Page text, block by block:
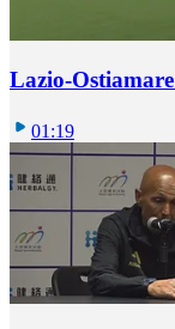
Lazio-
01:19